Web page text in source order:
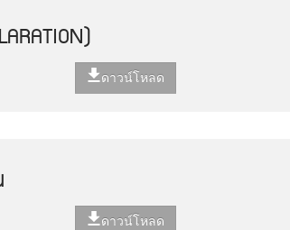
ดาวน์โหลด
ดาวน์โหลด